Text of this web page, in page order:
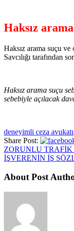
Haksız
Haksız arama suçu
Savcılığı tarafından
Haksız arama suçu
sebebiyle açılacak
deneyimli ceza avukatı
Share Post:
ZORUNLU
İŞVERENİN İŞ
About Post